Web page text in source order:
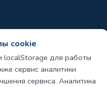
cookie
localStorage для работы
сервис аналитики
сервиса. Аналитика
область